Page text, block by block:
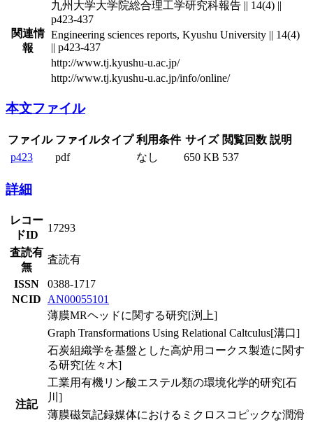
関連情
報
九州大学大学院総合理工学研究科報告 || 14(4) ||
p423-437
Engineering sciences reports, Kyushu University || 14(4)
|| p423-437
http://www.tj.kyushu-u.ac.jp/
http://www.tj.kyushu-u.ac.jp/info/online/
本文ファイル
ファイル ファイルタイプ 利用条件 サイズ 閲覧回数 説明
p423
pdf なし 650 KB 537
詳細
レコー
ドID
17293
査読有
無
査読有
ISSN
0388-1717
NCID AN00055101
注記
薄膜MRヘッドに関する研究[渕上]
Graph Transformations Using Relational Caltculus[溝口]
石炭組織学を基盤とした高炉用コークス製造に関す
る研究[佐々木]
工業用有機リン酸エステル類の環境化学的研究[石
川]
薄膜磁気記録媒体におけるミクロスコピックな潤滑